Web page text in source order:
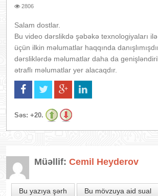
2806
Salam dostlar.
Bu video dərslikdə şəbəkə texnologiyaları
üçün ilkin məlumatlar haqqında
dərsliklərdə məlumatlar daha da
ətraflı məlumatlar yer alacaqdır.
Səs: +20.
Müəllif: Cemil Heyderov
Bu yazıya şərh Bu mövzuya aid sual